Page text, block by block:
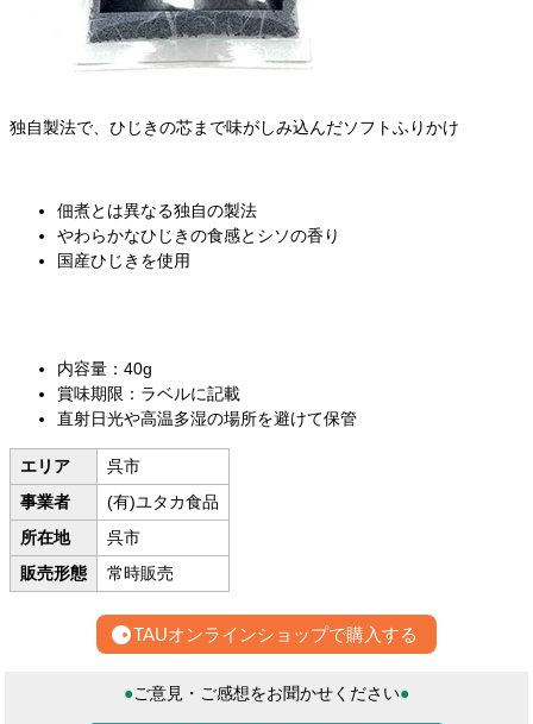
独自製法で、ひじきの芯まで味がしみ込んだソフトふりかけ
佃煮とは異なる独自の製法
やわらかなひじきの食感とシソの香り
国産ひじきを使用
内容量：40g
賞味期限：ラベルに記載
直射日光や高温多湿の場所を避けて保管
エリア
呉市
事業者
(有)ユタカ食品
所在地
呉市
販売形態
常時販売
TAUオンラインショップで購入する
●ご意見・ご感想をお聞かせください●